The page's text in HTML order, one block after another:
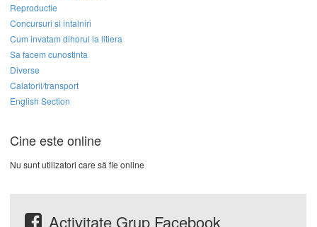
Reproductie
Concursuri si intalniri
Cum invatam dihorul la litiera
Sa facem cunostinta
Diverse
Calatorii/transport
English Section
Cine este online
Nu sunt utilizatori care să fie online
Activitate Grup Facebook